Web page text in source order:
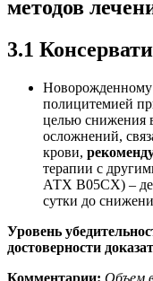
методов
3.1
Новорожденному
полицитемией
целью снижения
осложнений,
крови,
терапии с
АТХ В05СХ) –
сутки до
Уровень
достоверности